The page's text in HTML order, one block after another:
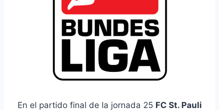
En el partido final de la jornada 25 FC St. Pauli